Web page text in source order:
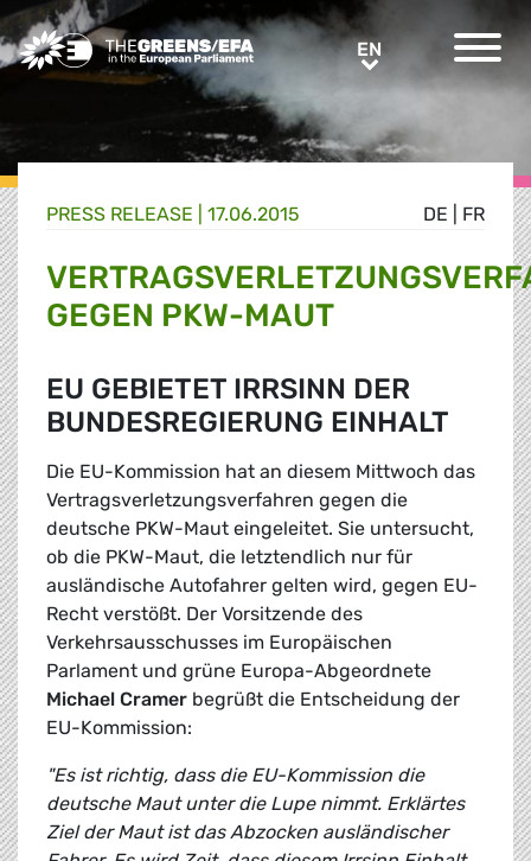
Greens/EFA Home ENEN
DE FR
PRESS RELEASE 17.06.2015
GEGEN PKW-MAUT
EU GEBIETET IRRSINN DER
BUNDESREGIERUNG EINHALT
Die EU-Kommission hat an diesem Mittwoch das
Vertragsverletzungsverfahren gegen die
deutsche PKW-Maut eingeleitet. Sie untersucht,
ob die PKW-Maut, die letztendlich nur für
ausländische Autofahrer gelten wird, gegen EU-
Recht verstößt. Der Vorsitzende des
Verkehrsausschusses im Europäischen
Parlament und grüne Europa-Abgeordnete
Michael Cramer begrüßt die Entscheidung der
EU-Kommission:
"Es ist richtig, dass die EU-Kommission die
deutsche Maut unter die Lupe nimmt. Erklärtes
Ziel der Maut ist das Abzocken ausländischer